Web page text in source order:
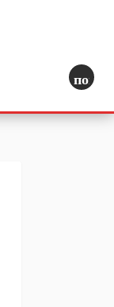
поиск